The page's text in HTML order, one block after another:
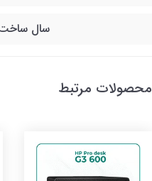
سال
محصولات مرتبط